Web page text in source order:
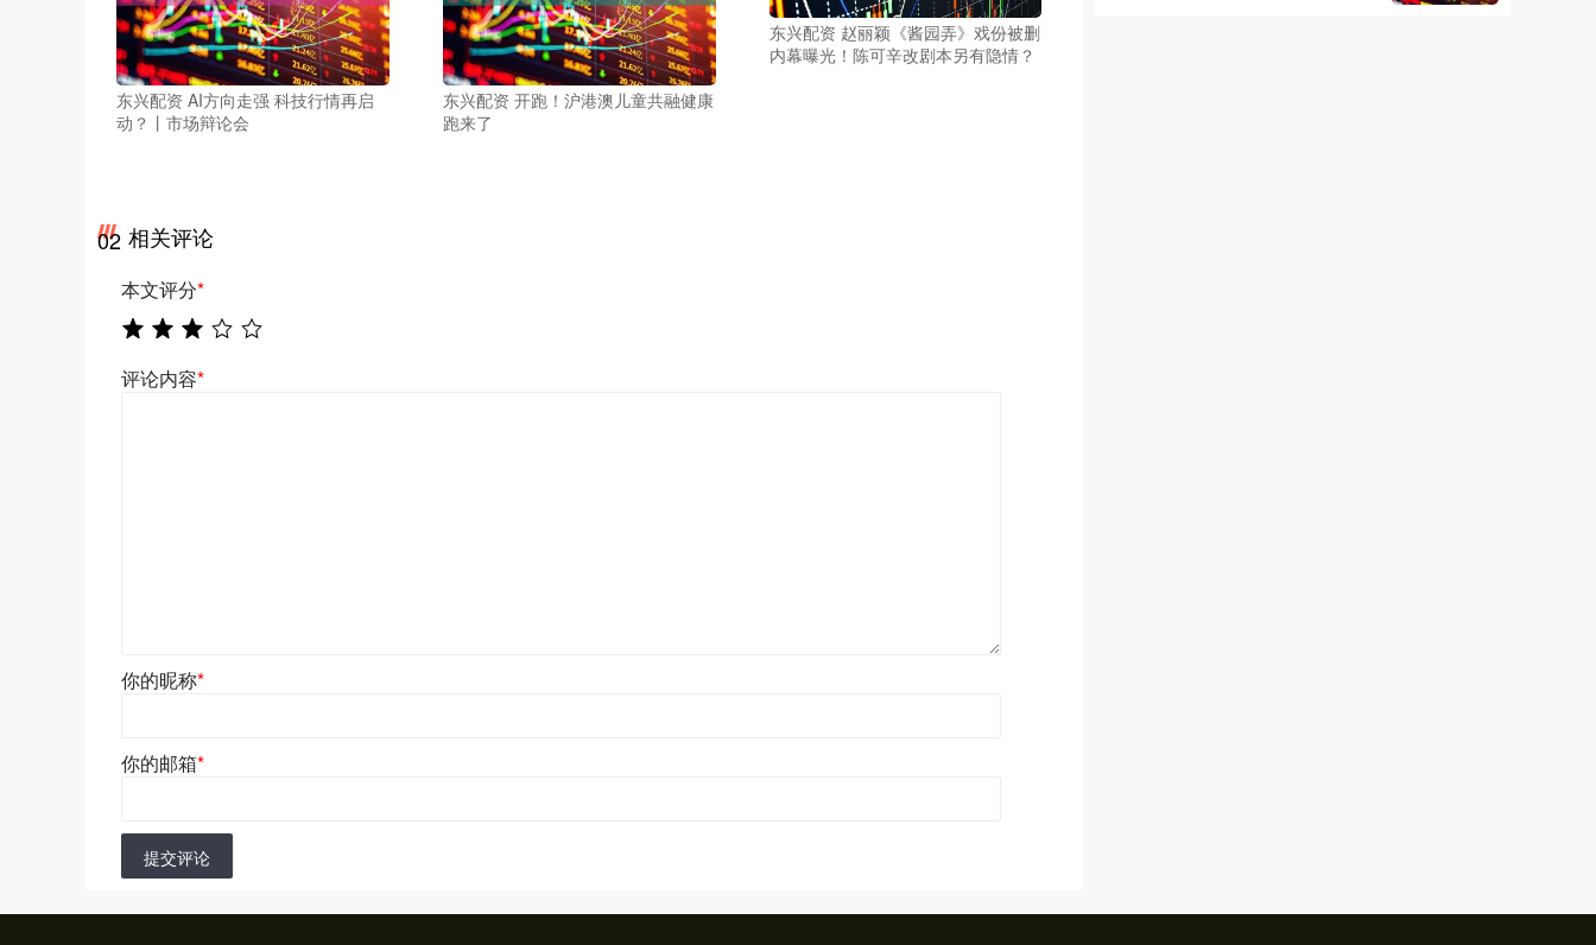
东兴配资 AI方向走强 科技行情再启
动？丨市场辩论会
东兴配资 开跑！沪港澳儿童共融健康
跑来了
东兴配资 赵丽颖《酱园弄》戏份被删
内幕曝光！陈可辛改剧本另有隐情？
02 相关评论
本文评分*
评论内容*
你的昵称*
你的邮箱*
提交评论